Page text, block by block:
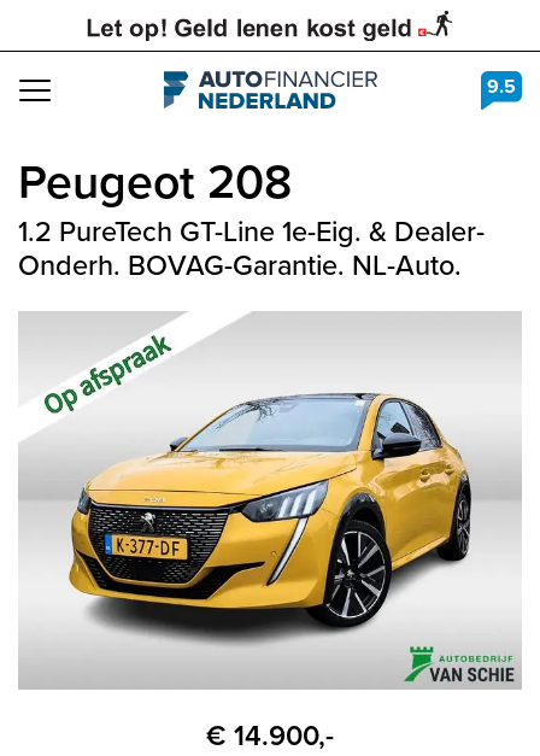
Navigation 9.5
Peugeot 208
1.2 PureTech GT-Line 1e-Eig. & Dealer-
Onderh. BOVAG-Garantie. NL-Auto.
€ 14.900,-